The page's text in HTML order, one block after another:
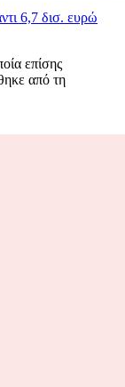
6,7 δισ. ευρώ
επίσης
από τη